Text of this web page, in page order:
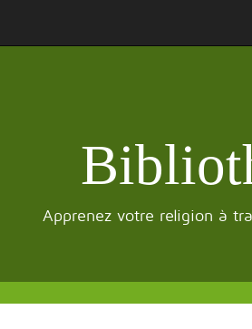
Apprenez votre religion à